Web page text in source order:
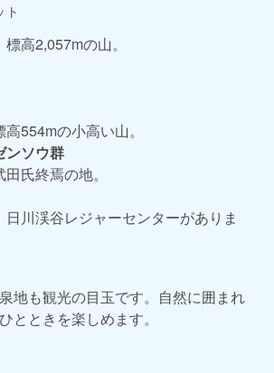
ト
標高2,057mの山。
高554mの小高い山。
ンソウ群
田氏終焉の地。
日川渓谷レジャーセンターがありま
地も観光の目玉です。自然に囲まれ
とときを楽しめます。